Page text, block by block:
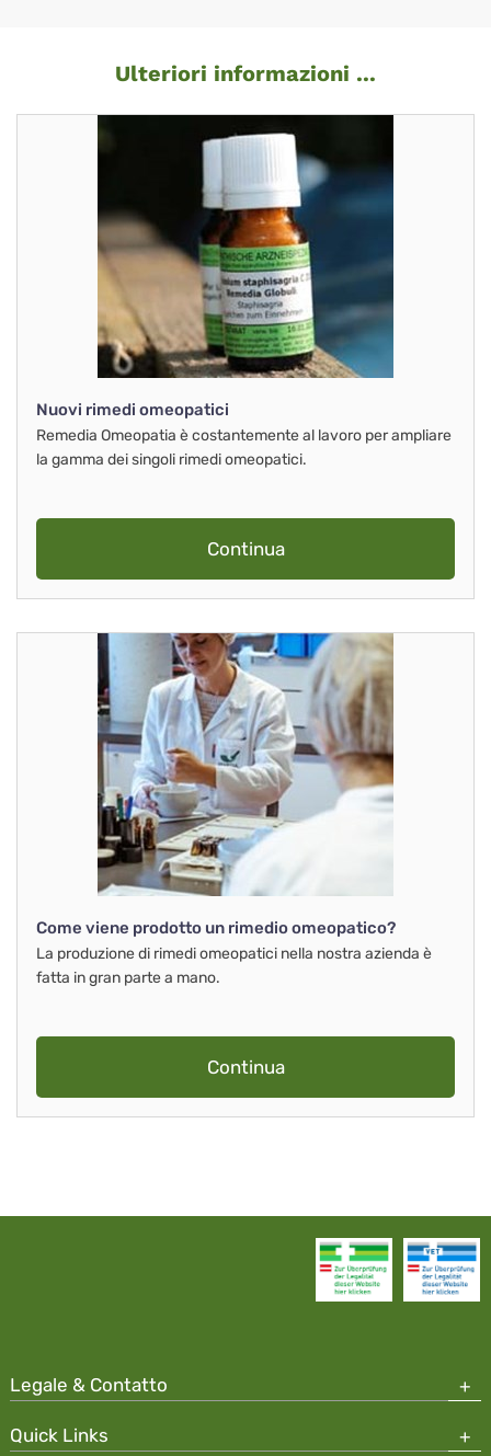
Ulteriori informazioni ...
Nuovi rimedi omeopatici
Remedia Omeopatia è costantemente al lavoro per ampliare
la gamma dei singoli rimedi omeopatici.
Continua
Come viene prodotto un rimedio omeopatico?
La produzione di rimedi omeopatici nella nostra azienda è
fatta in gran parte a mano.
Continua
Legale & Contatto
Quick Links